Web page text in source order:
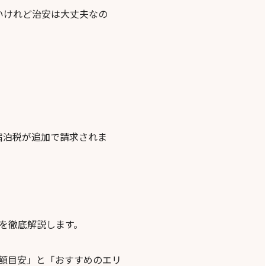
れど治安は大丈夫なの
税が追加で請求されま
底解説します。
目安」と「おすすめのエリ